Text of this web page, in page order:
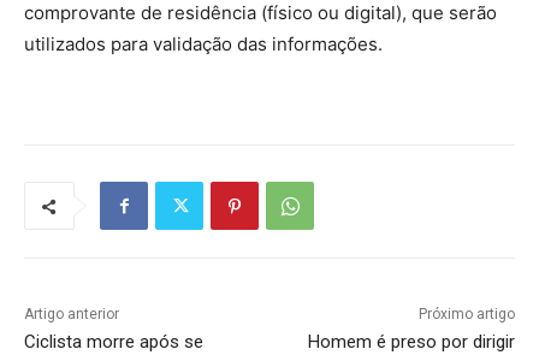
comprovante de residência (físico ou digital), que serão
utilizados para validação das informações.
Artigo anterior
Ciclista morre após se
Próximo artigo
Homem é preso por dirigir